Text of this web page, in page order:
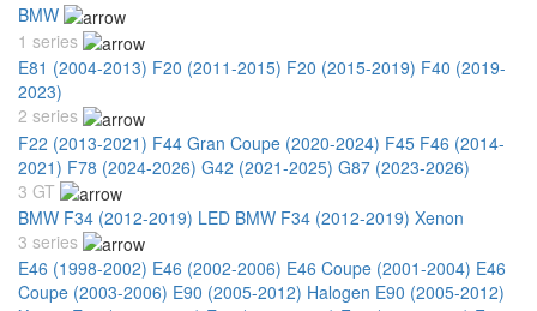
BMW
1 series
E81 (2004-2013) F20 (2011-2015) F20 (2015-2019) F40 (2019-
2023)
2 series
F22 (2013-2021) F44 Gran Coupe (2020-2024) F45 F46 (2014-
2021) F78 (2024-2026) G42 (2021-2025) G87 (2023-2026)
3 GT
BMW F34 (2012-2019) LED BMW F34 (2012-2019) Xenon
3 series
E46 (1998-2002) E46 (2002-2006) E46 Coupe (2001-2004) E46
Coupe (2003-2006) E90 (2005-2012) Halogen E90 (2005-2012)